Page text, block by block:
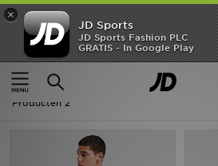
×
JD Sports
JD Sports Fashion PLC
GRATIS - In Google Play
Thuis
Voetbal - West Ham United
Voetbal - West Ham United
Producten 2
New In
Heren
Dames